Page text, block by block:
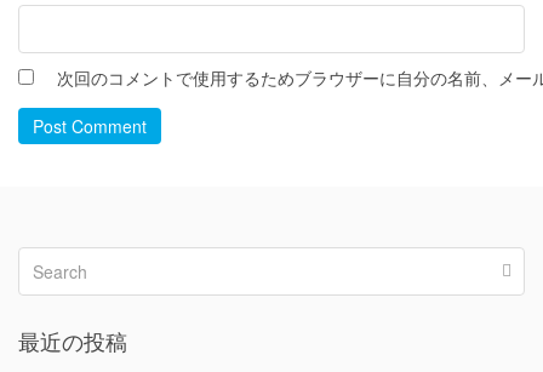
次回のコメントで使用するためブラウザーに自分の名前、メー
Post Comment
最近の投稿